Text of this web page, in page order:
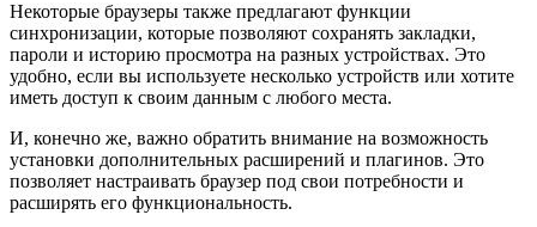
Некоторые браузеры также предлагают функции
синхронизации, которые позволяют сохранять закладки,
пароли и историю просмотра на разных устройствах. Это
удобно, если вы используете несколько устройств или хотите
иметь доступ к своим данным с любого места.
И, конечно же, важно обратить внимание на возможность
установки дополнительных расширений и плагинов. Это
позволяет настраивать браузер под свои потребности и
расширять его функциональность.